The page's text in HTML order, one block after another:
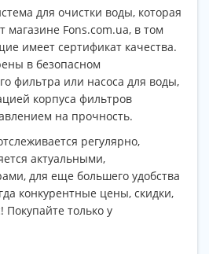
для очистки воды, которая
магазине Fons.com.ua, в том
имеет сертификат качества.
в безопасном
фильтра или насоса для воды,
корпуса фильтров
на прочность.
регулярно,
актуальными,
для еще большего удобства
конкурентные цены, скидки,
Покупайте только у